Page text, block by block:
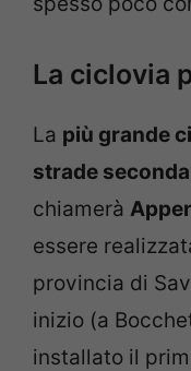
La ciclovia
La più grande
strade
chiamerà
essere
provincia di
inizio (a
installato il